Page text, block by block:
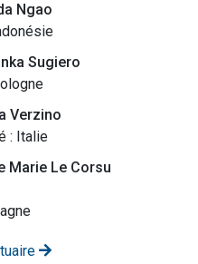
Ngao
Sugiero
Verzino
Italie
Marie Le Corsu